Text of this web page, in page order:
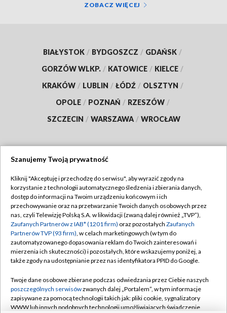
ZOBACZ WIĘCEJ
BIAŁYSTOK / BYDGOSZCZ / GDAŃSK /
GORZÓW WLKP. / KATOWICE / KIELCE /
KRAKÓW / LUBLIN / ŁÓDŹ / OLSZTYN /
OPOLE / POZNAŃ / RZESZÓW /
SZCZECIN / WARSZAWA / WROCŁAW
TVP
Abonament TVP
Emisja w TVP
Centrum informacji TVP
Naziemna Telewizja Cyfrowa
Rada Programowa
System NOS
Regulamin TVP
Polityka prywatności
Moje zgody
Pomoc
Kontakt
Szanujemy Twoją prywatność
Kliknij "Akceptuję i przechodzę do serwisu", aby wyrazić zgody na
korzystanie z technologii automatycznego śledzenia i zbierania danych,
dostęp do informacji na Twoim urządzeniu końcowym i ich
przechowywanie oraz na przetwarzanie Twoich danych osobowych przez
nas, czyli Telewizję Polską S.A. w likwidacji (zwaną dalej również „TVP”),
Zaufanych Partnerów z IAB* (1201 firm) oraz pozostałych Zaufanych
Partnerów TVP (93 firm), w celach marketingowych (w tym do
zautomatyzowanego dopasowania reklam do Twoich zainteresowań i
mierzenia ich skuteczności) i pozostałych, które wskazujemy poniżej, a
także zgody na udostępnianie przez nas identyfikatora PPID do Google.
Twoje dane osobowe zbierane podczas odwiedzania przez Ciebie naszych
poszczególnych serwisówzwanych dalej „Portalem”, w tym informacje
zapisywane za pomocą technologii takich jak: pliki cookie, sygnalizatory
WWW lub innych podobnych technologii umożliwiających świadczenie